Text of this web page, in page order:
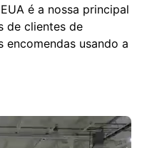
é a nossa principal
de clientes de
encomendas usando a